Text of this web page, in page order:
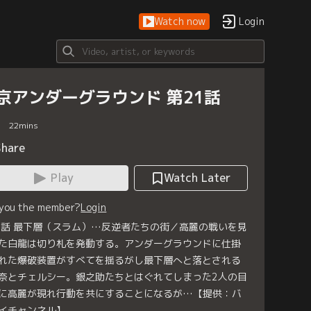
Watch now Login
アンダーグラウンド 第21話
22mins
Play
Watch Later
the member?Login
最下層（スラム）…反逆者たちの街／高麗の戦いを見
白龍は切り札を発動する。アンダーグラウンドに仕掛
た爆破装置がすべてを揺るがし最下層へと落とされる
とチェルシー。銀之助たちとはぐれてしまった2人の目
高麗が現れ行動を共にすることになるが…【提供：バ